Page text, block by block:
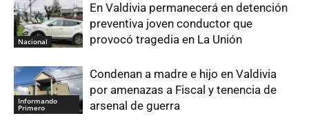
Nacional
En Valdivia permanecerá en detención
preventiva joven conductor que
provocó tragedia en La Unión
Informando
Primero
Condenan a madre e hijo en Valdivia
por amenazas a Fiscal y tenencia de
arsenal de guerra